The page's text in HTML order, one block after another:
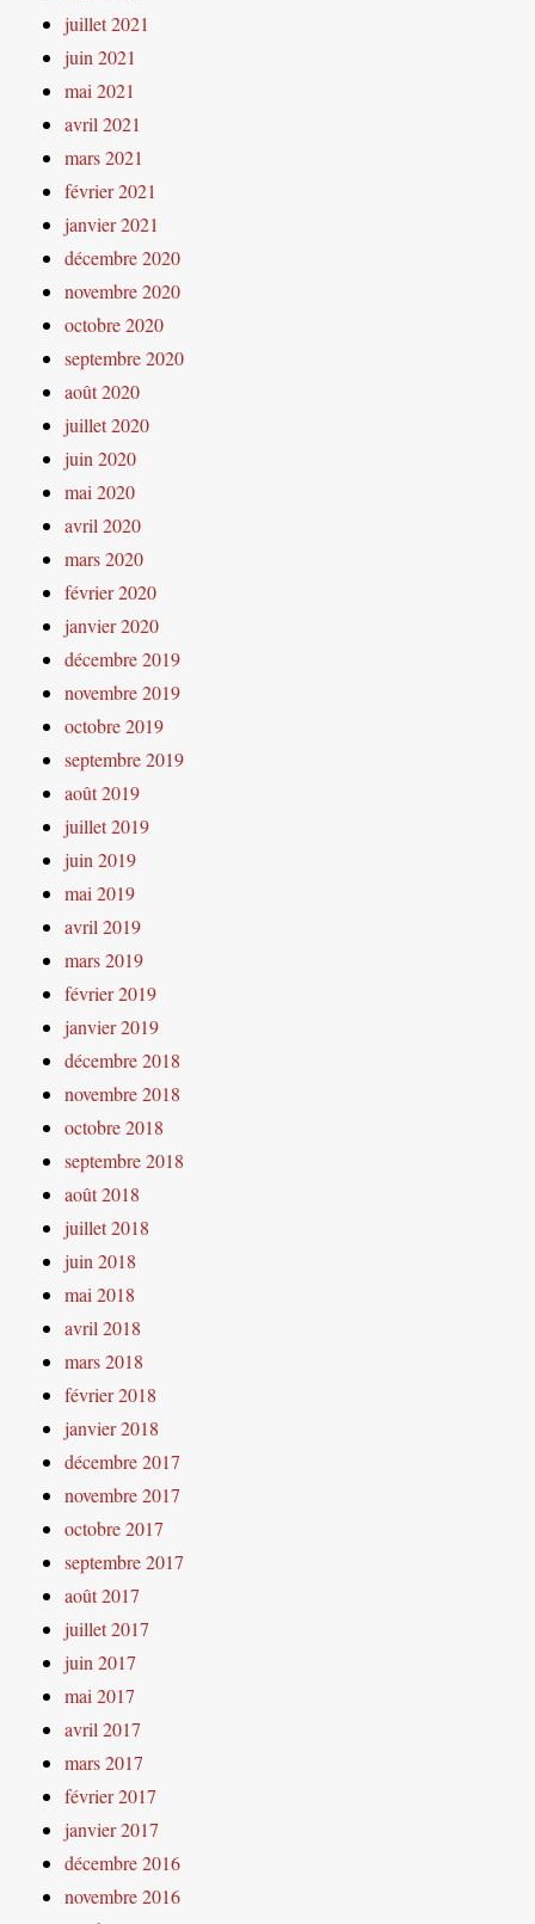
juillet 2021
juin 2021
mai 2021
avril 2021
mars 2021
février 2021
janvier 2021
décembre 2020
novembre 2020
octobre 2020
septembre 2020
août 2020
juillet 2020
juin 2020
mai 2020
avril 2020
mars 2020
février 2020
janvier 2020
décembre 2019
novembre 2019
octobre 2019
septembre 2019
août 2019
juillet 2019
juin 2019
mai 2019
avril 2019
mars 2019
février 2019
janvier 2019
décembre 2018
novembre 2018
octobre 2018
septembre 2018
août 2018
juillet 2018
juin 2018
mai 2018
avril 2018
mars 2018
février 2018
janvier 2018
décembre 2017
novembre 2017
octobre 2017
septembre 2017
août 2017
juillet 2017
juin 2017
mai 2017
avril 2017
mars 2017
février 2017
janvier 2017
décembre 2016
novembre 2016